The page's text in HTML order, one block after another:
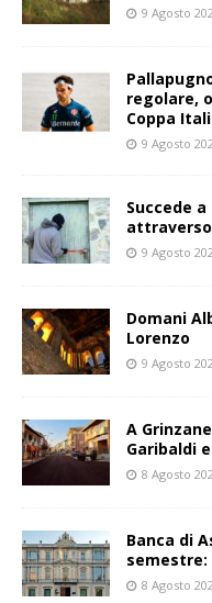
9 Agosto
regolare,
Coppa
9 Agosto
Succede
9 Agosto
Domani
Lorenzo
9 Agosto
A
Garibaldi
8 Agosto
Banca di
8 Agosto